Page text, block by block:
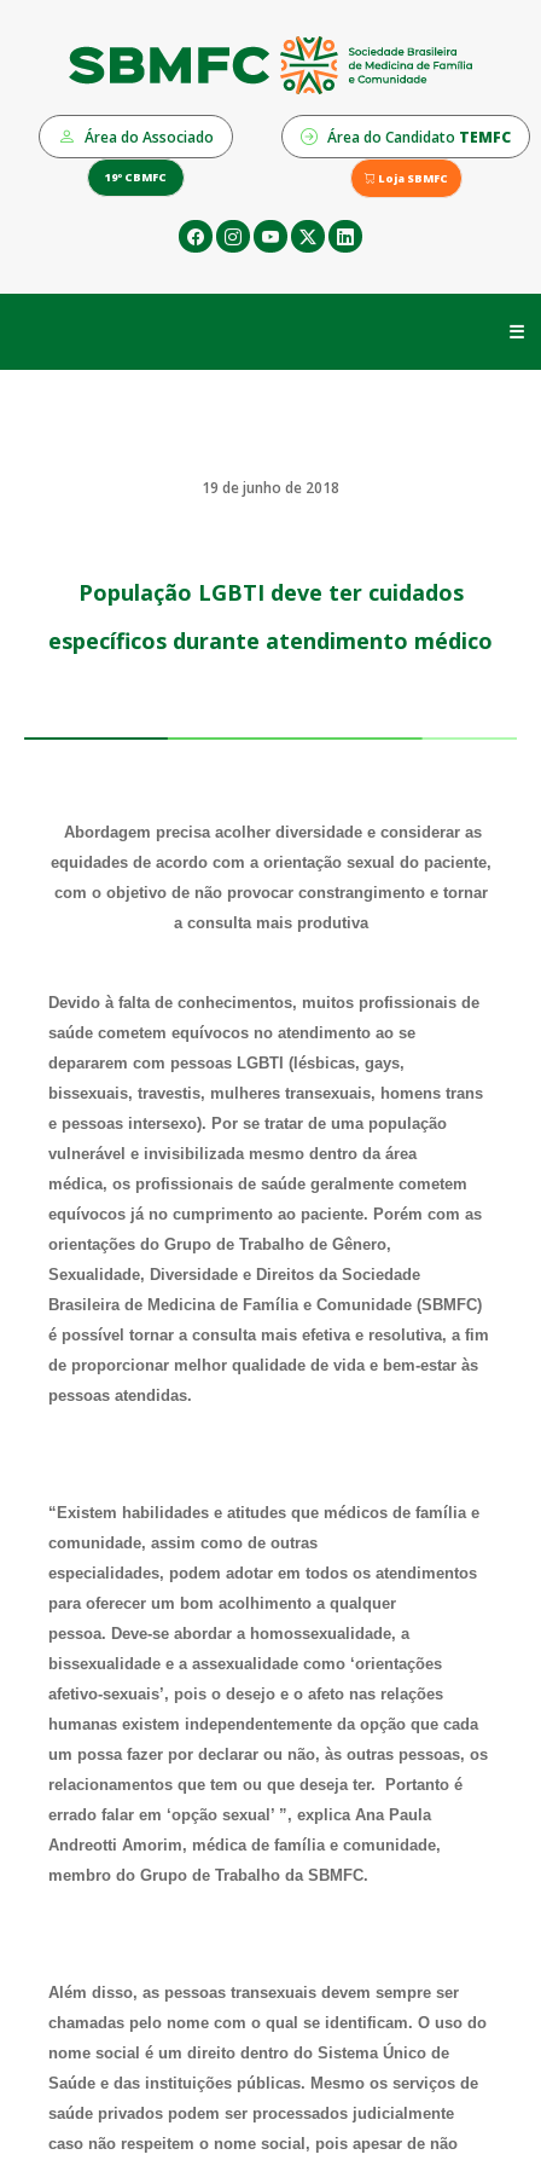
Área do Associado Área do Candidato TEMFC
19º CBMFC Loja SBMFC
☰
19 de junho de 2018
População LGBTI deve ter cuidados
específicos durante atendimento médico
Abordagem precisa acolher diversidade e considerar as
equidades de acordo com a orientação sexual do paciente,
com o objetivo de não provocar constrangimento e tornar
a consulta mais produtiva
Devido à falta de conhecimentos, muitos profissionais de
saúde cometem equívocos no atendimento ao se
depararem com pessoas LGBTI (lésbicas, gays,
bissexuais, travestis, mulheres transexuais, homens trans
e pessoas intersexo). Por se tratar de uma população
vulnerável e invisibilizada mesmo dentro da área
médica, os profissionais de saúde geralmente cometem
equívocos já no cumprimento ao paciente. Porém com as
orientações do Grupo de Trabalho de Gênero,
Sexualidade, Diversidade e Direitos da Sociedade
Brasileira de Medicina de Família e Comunidade (SBMFC)
é possível tornar a consulta mais efetiva e resolutiva, a fim
de proporcionar melhor qualidade de vida e bem-estar às
pessoas atendidas.
“Existem habilidades e atitudes que médicos de família e
comunidade, assim como de outras
especialidades, podem adotar em todos os atendimentos
para oferecer um bom acolhimento a qualquer
pessoa. Deve-se abordar a homossexualidade, a
bissexualidade e a assexualidade como ‘orientações
afetivo-sexuais’, pois o desejo e o afeto nas relações
humanas existem independentemente da opção que cada
um possa fazer por declarar ou não, às outras pessoas, os
relacionamentos que tem ou que deseja ter. Portanto é
errado falar em ‘opção sexual’ ”, explica Ana Paula
Andreotti Amorim, médica de família e comunidade,
membro do Grupo de Trabalho da SBMFC.
Além disso, as pessoas transexuais devem sempre ser
chamadas pelo nome com o qual se identificam. O uso do
nome social é um direito dentro do Sistema Único de
Saúde e das instituições públicas. Mesmo os serviços de
saúde privados podem ser processados judicialmente
caso não respeitem o nome social, pois apesar de não